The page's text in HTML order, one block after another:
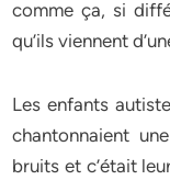
comme ça, si
qu’ils viennent
Les enfants
chantonnaient
bruits et c’était